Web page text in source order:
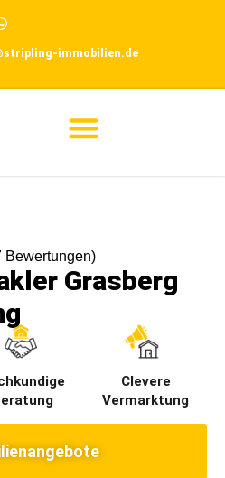
immobilien.de
Bewertungen)
Grasberg
Clevere
Vermarktung